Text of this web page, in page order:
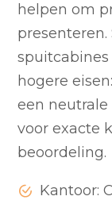
helpen om
hogere
een neutrale
voor exacte
beoordeling.
Kantoor: